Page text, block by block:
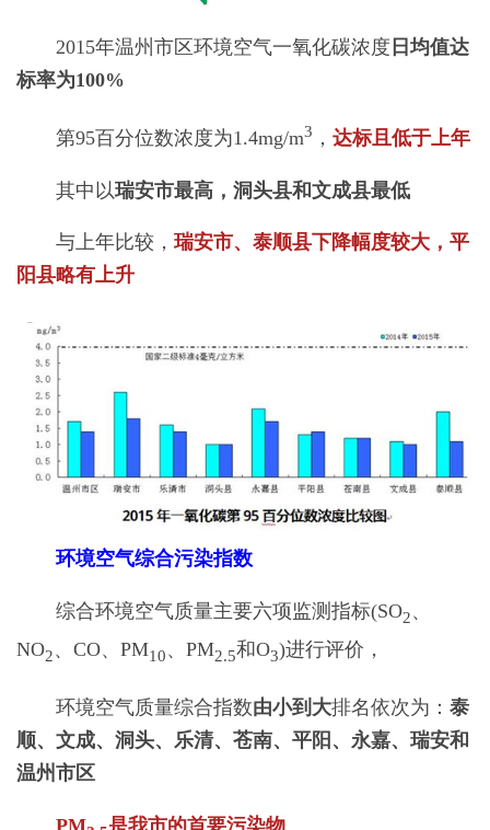
2015年温州市区环境空气一氧化碳浓度 日均值达
标率为100%
第95百分位数浓度为1.4mg/m3 ， 达标且低于上年
其中以瑞安市最高，洞头县和文成县最低
与上年比较， 瑞安市、泰顺县下降幅度较大，平
阳县略有上升
环境空气综合污染指数
综合环境空气质量主要六项监测指标(SO2、
NO2、CO、PM10、PM2.5和O3)进行评价，
环境空气质量综合指数由小到大排名依次为： 泰
顺、文成、洞头、乐清、苍南、平阳、永嘉、瑞安和
温州市区
PM 是我市的首要污染物